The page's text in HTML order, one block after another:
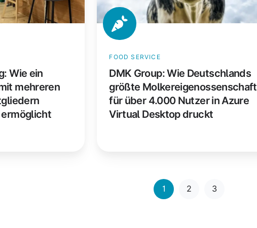
Wie ein
mehreren
4.000
Nutzer
Virtual
Desktop
druckt
FOOD SERVICE
DMK Group: Wie Deutschlands
größte Molkereigenossenschaft
für über 4.000 Nutzer in Azure
Virtual Desktop druckt
1 2 3